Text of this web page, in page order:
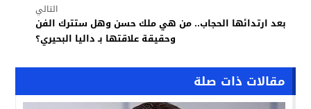
التالي
بعد ارتدائها الحجاب.. من هي ملك حسن وهل ستترك الفن
وحقيقة علاقتها بـ داليا البحيري؟
مقالات ذات صلة